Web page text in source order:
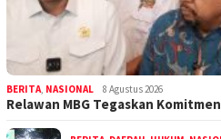
BERITA, NASIONAL 8 Agustus 2026
Relawan MBG Tegaskan